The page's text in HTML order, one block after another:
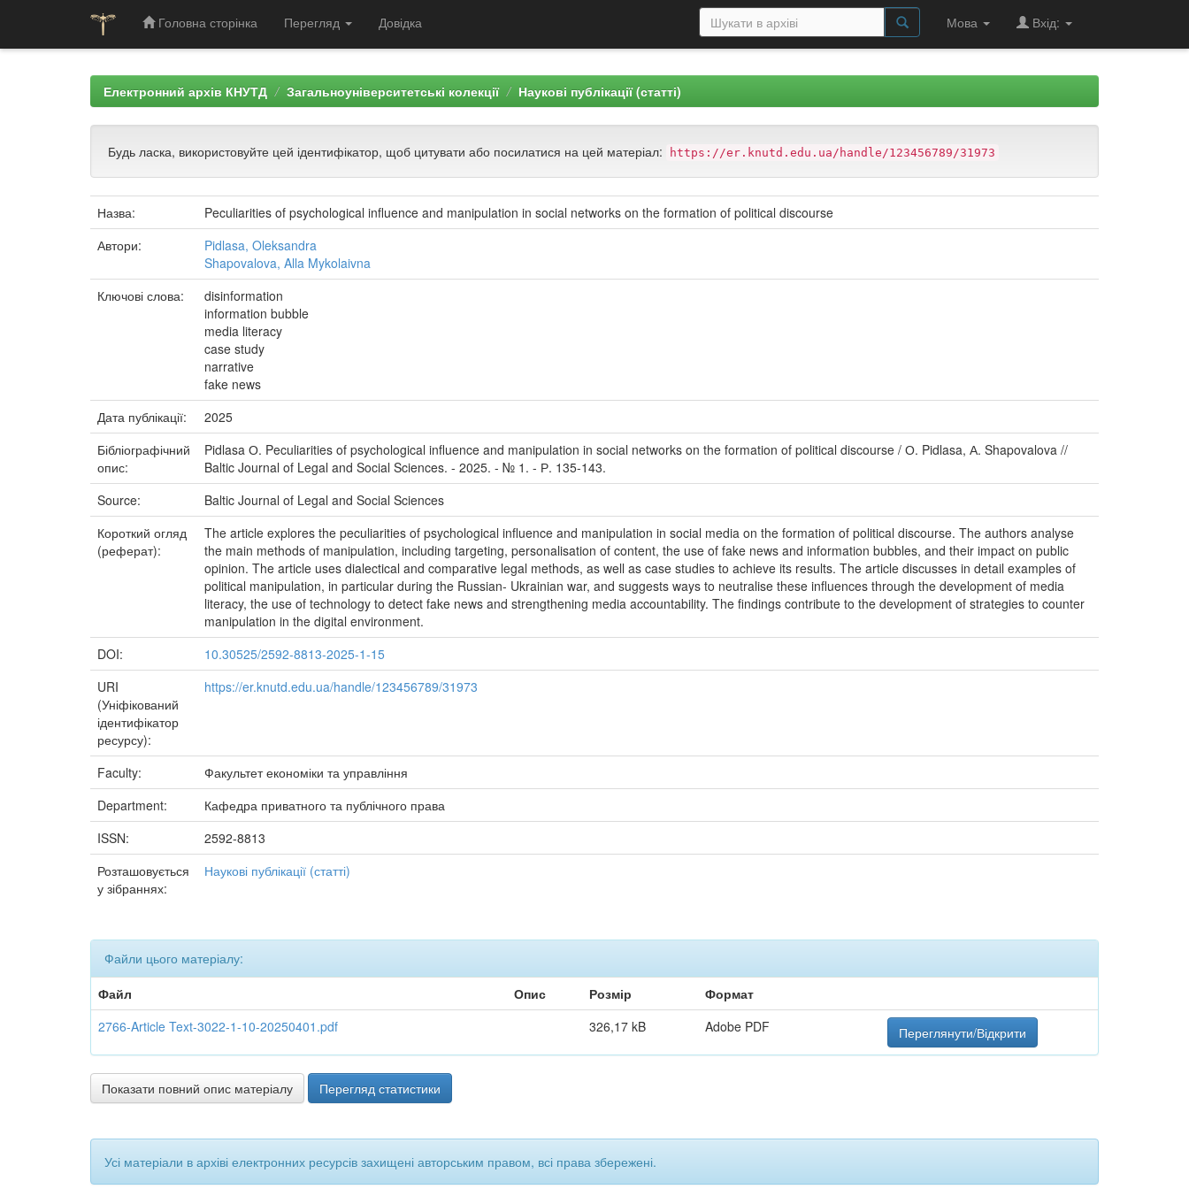
Головна сторінка Перегляд Довідка Мова Вхід:
Електронний архів КНУТД Загальноуніверситетські колекції Наукові публікації (статті)
Будь ласка, використовуйте цей ідентифікатор, щоб цитувати або посилатися на цей матеріал: https://er.knutd.edu.ua/handle/123456789/31973
Назва:
Peculiarities of psychological influence and manipulation in social networks on the formation of political discourse
Автори:
Pidlasa, Oleksandra
Shapovalova, Alla Mykolaivna
Ключові слова:
disinformation
information bubble
media literacy
case study
narrative
fake news
Дата публікації:
2025
Бібліографічний
опис:
Pidlasa О. Peculiarities of psychological influence and manipulation in social networks on the formation of political discourse / О. Pidlasa, А. Shapovalova //
Baltic Journal of Legal and Social Sciences. - 2025. - № 1. - Р. 135-143.
Source:
Baltic Journal of Legal and Social Sciences
Короткий огляд
(реферат):
The article explores the peculiarities of psychological influence and manipulation in social media on the formation of political discourse. The authors analyse
the main methods of manipulation, including targeting, personalisation of content, the use of fake news and information bubbles, and their impact on public
opinion. The article uses dialectical and comparative legal methods, as well as case studies to achieve its results. The article discusses in detail examples of
political manipulation, in particular during the Russian- Ukrainian war, and suggests ways to neutralise these influences through the development of media
literacy, the use of technology to detect fake news and strengthening media accountability. The findings contribute to the development of strategies to counter
manipulation in the digital environment.
DOI:
10.30525/2592-8813-2025-1-15
URI
(Уніфікований
ідентифікатор
ресурсу):
https://er.knutd.edu.ua/handle/123456789/31973
Faculty:
Факультет економіки та управління
Department:
Кафедра приватного та публічного права
ISSN:
2592-8813
Розташовується
у зібраннях:
Наукові публікації (статті)
Файли цього матеріалу:
Файл
Опис Розмір
Формат
2766-Article Text-3022-1-10-20250401.pdf
326,17 kB Adobe PDF Переглянути/Відкрити
Показати повний опис матеріалу Перегляд статистики
Усі матеріали в архіві електронних ресурсів захищені авторським правом, всі права збережені.